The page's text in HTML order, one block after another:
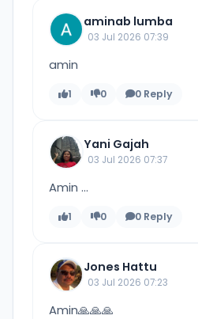
aminab lumba
03 Jul 2026 07:39
amin
1 0 0 Reply
Yani Gajah
03 Jul 2026 07:37
Amin ...
1 0 0 Reply
Jones Hattu
03 Jul 2026 07:23
Amin🙏🙏🙏